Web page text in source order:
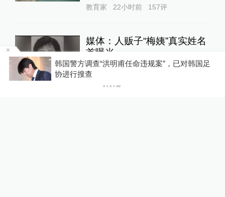
教育家 22小时前 157评
媒体：人贩子“梅姨”真实姓名
首曝光
直击现场 19小时前 65 评
韩国警方调查“洪明甫任命违规案”，已对韩国足
协进行搜查